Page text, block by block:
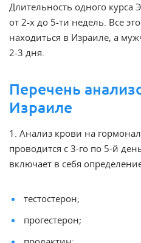
Длительность одного курса
от 2-х до 5-ти недель. Все
находиться в Израиле, а
2-3 дня.
Перечень
Израиле
1. Анализ крови на
проводится с 3-го по 5-й
включает в себя
тестостерон;
прогестерон;